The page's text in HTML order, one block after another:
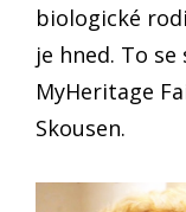
biologické
je hned. To
MyHeritage
Skousen.